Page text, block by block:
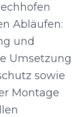
Abläufen:
und
Umsetzung
sowie
Montage